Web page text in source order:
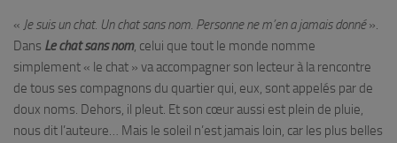
« Je suis un chat. Un chat sans nom. Personne ne m’en a jamais donné».
Dans Le chat sans nom, celui que tout le monde nomme
simplement « le chat » va accompagner son lecteur à la rencontre
de tous ses compagnons du quartier qui, eux, sont appelés par de
doux noms. Dehors, il pleut. Et son cœur aussi est plein de pluie,
nous dit l’auteure… Mais le soleil n’est jamais loin, car les plus belles